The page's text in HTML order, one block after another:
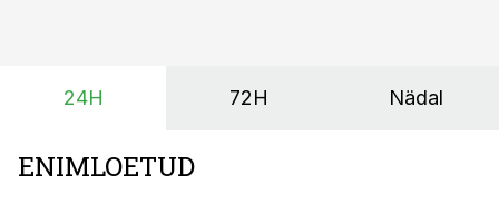
on suurim ning iga töötund on oluline.
24H 72H Nädal
ENIMLOETUD